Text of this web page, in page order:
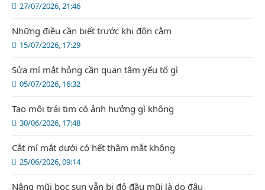
27/07/2026, 21:46
15/07/2026, 17:29
Những điều cần biết trước khi độn cằm
05/07/2026, 16:32
Sửa mí mắt hỏng cần quan tâm yếu tố gì
30/06/2026, 17:48
Tạo môi trái tim có ảnh hưởng gì không
25/06/2026, 09:14
Cắt mí mắt dưới có hết thâm mắt không
Nâng mũi bọc sụn vẫn bị đỏ đầu mũi là do đâu